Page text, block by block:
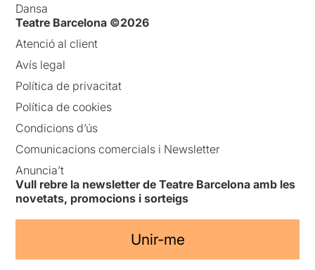
Dansa
Teatre Barcelona ©2026
Atenció al client
Avís legal
Política de privacitat
Política de cookies
Condicions d’ús
Comunicacions comercials i Newsletter
Anuncia’t
Vull rebre la newsletter de Teatre Barcelona amb les
novetats, promocions i sorteigs
Unir-me